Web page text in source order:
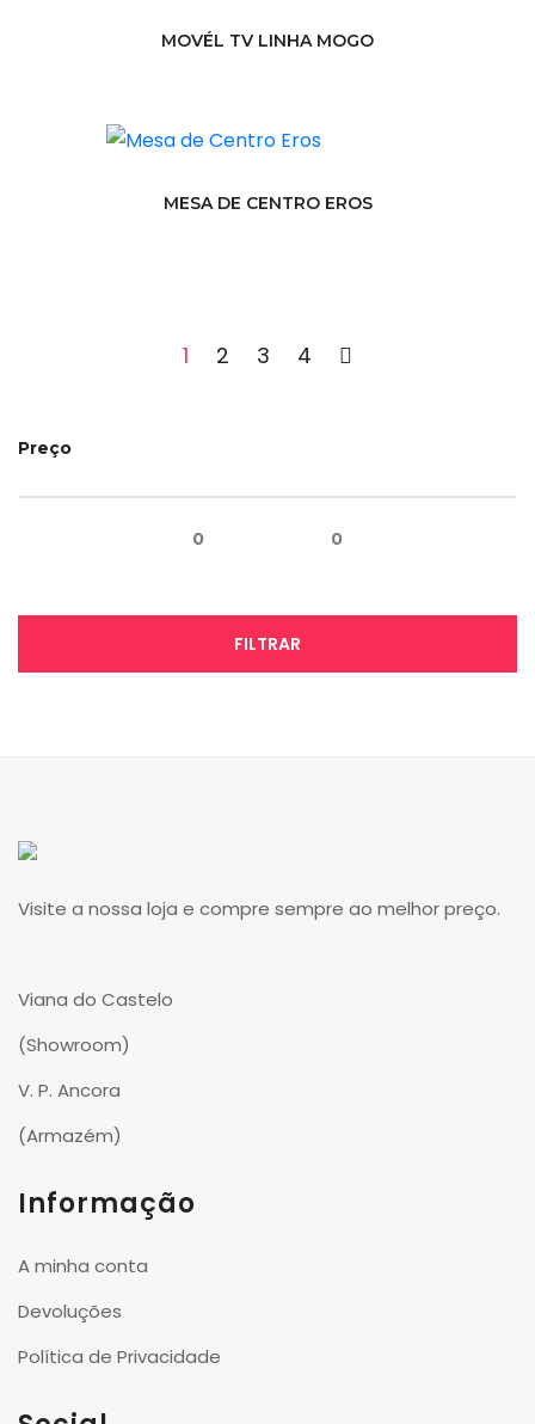
MOVÉL TV LINHA MOGO
MESA DE CENTRO EROS
1 2 3 4
Preço
0 0
FILTRAR
Visite a nossa loja e compre sempre ao melhor preço.
Viana do Castelo
(Showroom)
V. P. Ancora
(Armazém)
Informação
A minha conta
Devoluções
Política de Privacidade